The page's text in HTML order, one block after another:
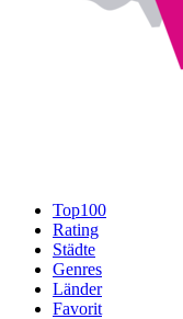
Top100
Rating
Städte
Genres
Länder
Favorit